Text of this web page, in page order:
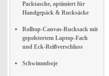
Packtasche, optimiert für
Handgepäck & Rucksäcke
Rolltop-Canvas-Rucksack mit
gepolstertem Laptop-Fach
und Eck-Reißverschluss
Schwimmboje